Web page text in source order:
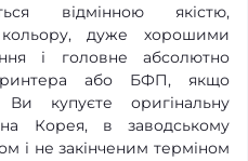
відмінною якістю,
дуже хорошими
і головне абсолютно
або БФП, якщо
купуєте оригінальну
Корея, в заводському
і не закінченим терміном